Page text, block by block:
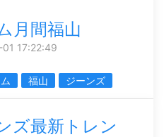
月間福山
17:22:49
福山 ジーンズ
ズ最新トレン